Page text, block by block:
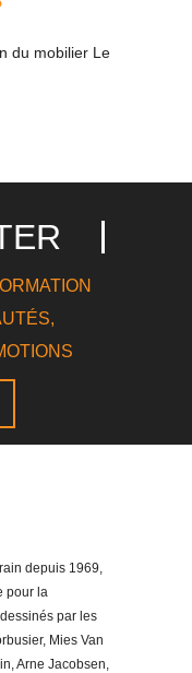
du mobilier Le
depuis 1969,
pour la
par les
Mies Van
Arne Jacobsen,